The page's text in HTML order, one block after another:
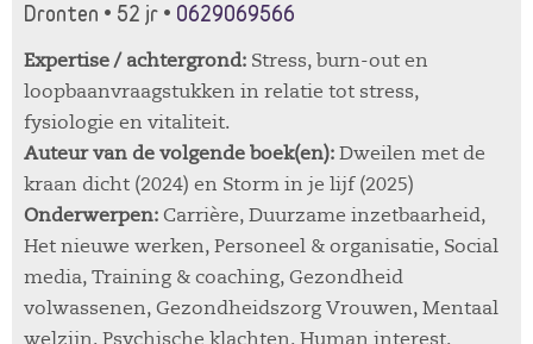
Dronten • 52 jr • 0629069566
Expertise / achtergrond: Stress, burn-out en
loopbaanvraagstukken in relatie tot stress,
fysiologie en vitaliteit.
Auteur van de volgende boek(en): Dweilen met de
kraan dicht (2024) en Storm in je lijf (2025)
Onderwerpen: Carrière, Duurzame inzetbaarheid,
Het nieuwe werken, Personeel & organisatie, Social
media, Training & coaching, Gezondheid
volwassenen, Gezondheidszorg Vrouwen, Mentaal
welzijn, Psychische klachten, Human interest,